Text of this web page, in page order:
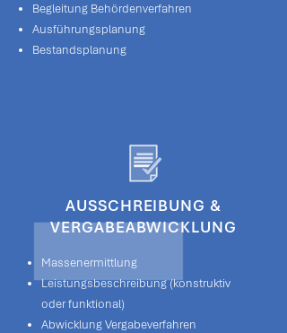
Begleitung Behördenverfahren
Ausführungsplanung
Bestandsplanung
Massenermittlung
Leistungsbeschreibung (konstruktiv
oder funktional)
Abwicklung Vergabeverfahren
AUSSCHREIBUNG &
VERGABEABWICKLUNG